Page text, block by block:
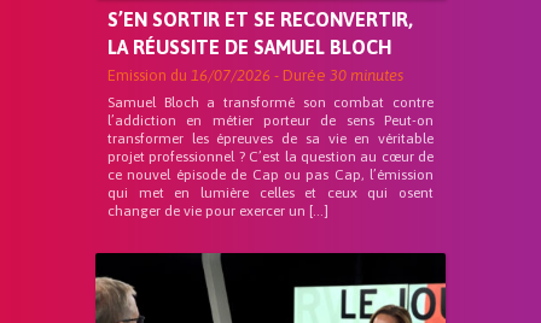
S’EN SORTIR ET SE RECONVERTIR,
LA RÉUSSITE DE SAMUEL BLOCH
Emission du 16/07/2026 - Durée 30 minutes
Samuel Bloch a transformé son combat contre
l’addiction en métier porteur de sens Peut-on
transformer les épreuves de sa vie en véritable
projet professionnel ? C’est la question au cœur de
ce nouvel épisode de Cap ou pas Cap, l’émission
qui met en lumière celles et ceux qui osent
changer de vie pour exercer un […]